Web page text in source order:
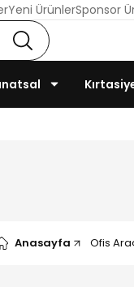
Yeni ÜrünlerSponsor
Anasayfa Ofis